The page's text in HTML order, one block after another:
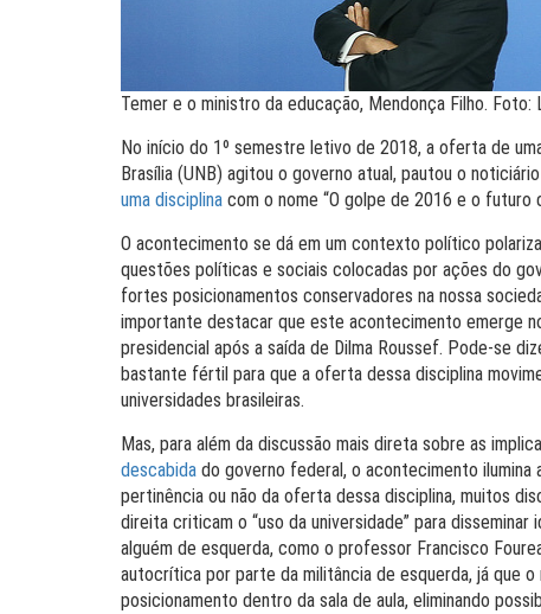
Temer e o ministro da educação, Mendonça Filho. Foto:
No início do 1º semestre letivo de 2018, a oferta de
Brasília (UNB) agitou o governo atual, pautou o
uma disciplina com o nome “O golpe de 2016 e o futuro
O acontecimento se dá em um contexto político
questões políticas e sociais colocadas por ações do
fortes posicionamentos conservadores na nossa
importante destacar que este acontecimento emerge
presidencial após a saída de Dilma Roussef. Pode-se
bastante fértil para que a oferta dessa disciplina
universidades brasileiras.
Mas, para além da discussão mais direta sobre as
descabida do governo federal, o acontecimento
pertinência ou não da oferta dessa disciplina, muitos
direita criticam o “uso da universidade” para
alguém de esquerda, como o professor Francisco
autocrítica por parte da militância de esquerda, já que
posicionamento dentro da sala de aula, eliminando